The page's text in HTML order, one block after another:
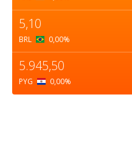
5,10
BRL 0,00%
5.945,50
PYG 0,00%